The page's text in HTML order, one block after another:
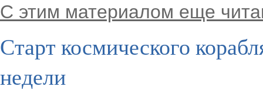
С этим материалом еще
Старт космического
недели